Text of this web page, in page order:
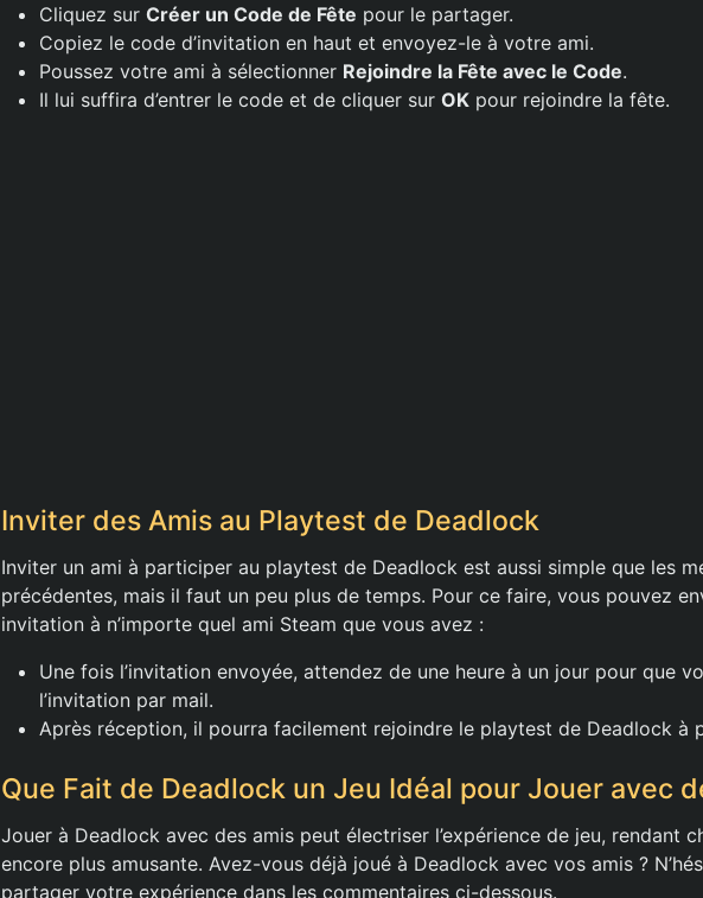
Cliquez sur Créer un Code de Fête pour le partager.
Copiez le code d’invitation en haut et envoyez-le à votre ami.
Poussez votre ami à sélectionner Rejoindre la Fête avec le Code.
Il lui suffira d’entrer le code et de cliquer sur OK pour rejoindre la fête.
Inviter des Amis au Playtest de Deadlock
Inviter un ami à participer au playtest de Deadlock est aussi simple que les
précédentes, mais il faut un peu plus de temps. Pour ce faire, vous pouvez
invitation à n’importe quel ami Steam que vous avez :
Une fois l’invitation envoyée, attendez de une heure à un jour pour que
l’invitation par mail.
Après réception, il pourra facilement rejoindre le playtest de Deadlock à
Que Fait de Deadlock un Jeu Idéal pour Jouer avec
Jouer à Deadlock avec des amis peut électriser l’expérience de jeu, rendant
encore plus amusante. Avez-vous déjà joué à Deadlock avec vos amis ?
partager votre expérience dans les commentaires ci-dessous.